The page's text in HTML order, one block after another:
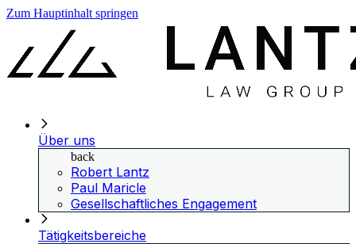
Zum Hauptinhalt springen
Über uns
back
Robert Lantz
Paul Maricle
Gesellschaftliches Engagement
Tätigkeitsbereiche